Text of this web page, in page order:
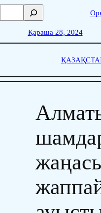
Skip
о
с
Қараша 28, 2024